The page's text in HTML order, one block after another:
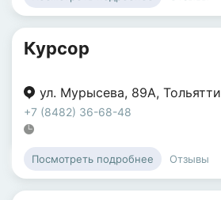
Курсор
ул. Мурысева, 89А, Тольятти
+7 (8482) 36-68-48
Посмотреть подробнее Отзывы